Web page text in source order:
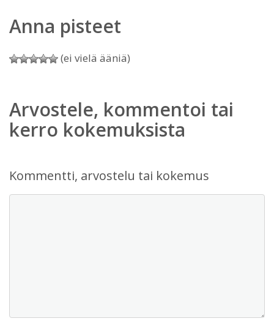
Anna pisteet
(ei vielä ääniä)
Arvostele, kommentoi tai
kerro kokemuksista
Kommentti, arvostelu tai kokemus